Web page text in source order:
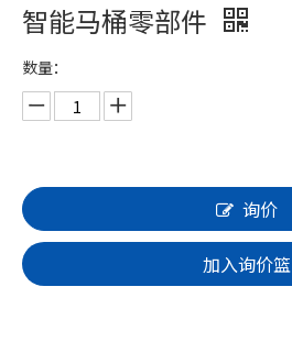
智能马桶零部件
数量：
询价
加入询价篮